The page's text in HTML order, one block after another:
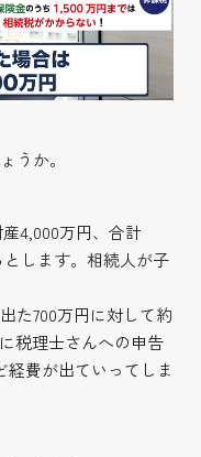
うか。
4,000万円、合計
します。相続人が子
た700万円に対して約
税理士さんへの申告
経費が出ていってしま